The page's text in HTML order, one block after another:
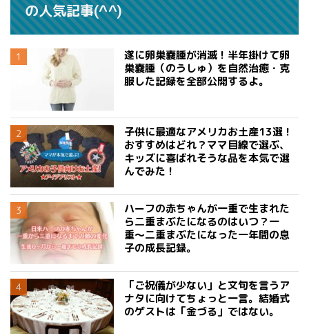
の人気記事(^^)
遂に卵巣嚢腫が消滅！半年掛けて卵
巣嚢腫（のうしゅ）を自然治癒・克
服した記録を全部公開するよ。
子供に最適なアメリカお土産13選！
おすすめはどれ？ママ目線で選ぶ、
キッズに喜ばれそうな品を本気で選
んでみた！
ハーフの赤ちゃんが一重で生まれた
ら二重まぶたになるのはいつ？一
重〜二重まぶたになった一年間の息
子の成長記録。
「ご祝儀が少ない」と文句を言うア
ナタに向けてちょっと一言。結婚式
のゲストは「金づる」ではない。